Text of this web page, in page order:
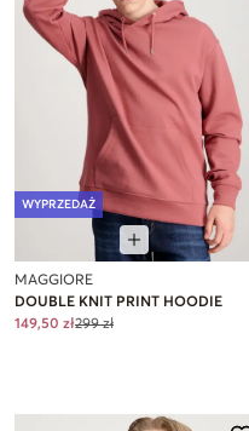
WYPRZEDAŻ
MAGGIORE
DOUBLE KNIT PRINT HOODIE
149,50 zł299 zł